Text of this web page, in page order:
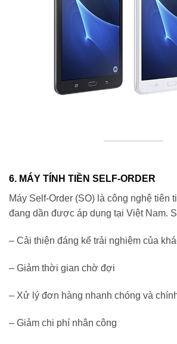
6. MÁY TÍNH TIỀN SELF-ORDER
Máy Self-Order (SO) là công nghệ tiên
đang dần được áp dụng tại Việt Nam.
– Cải thiện đáng kể trải nghiệm của
– Giảm thời gian chờ đợi
– Xử lý đơn hàng nhanh chóng và
– Giảm chi phí nhân công